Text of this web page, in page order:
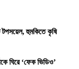
টপসয়েল, হুমকিতে কৃষি
ঘিরে ‘ফেক ভিডিও’